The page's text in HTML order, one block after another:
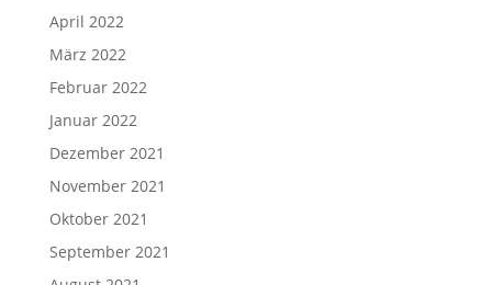
April 2022
März 2022
Februar 2022
Januar 2022
Dezember 2021
November 2021
Oktober 2021
September 2021